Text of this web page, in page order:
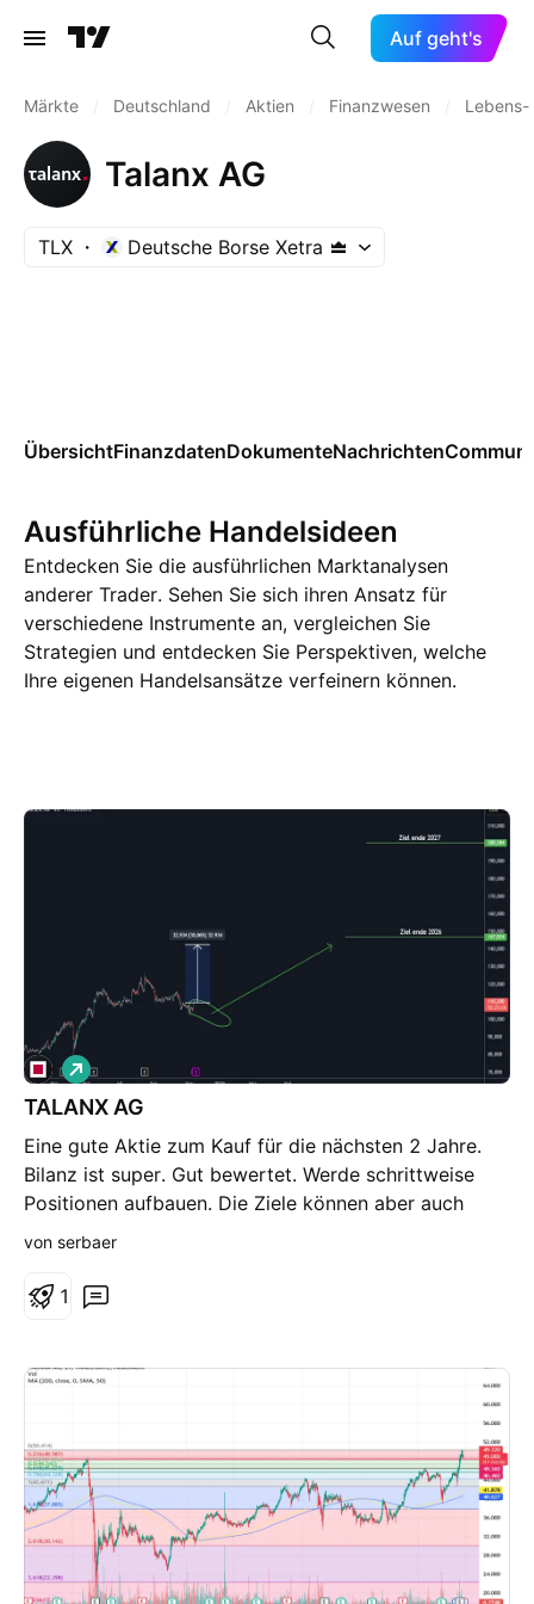
Auf geht's
Märkte Deutschland Aktien Finanzwesen
Talanx AG
TLX Deutsche Borse Xetra
ÜbersichtFinanzdatenDokumenteNachrichten
Ausführliche Handelsideen
Entdecken Sie die ausführlichen Marktanalysen
anderer Trader. Sehen Sie sich ihren Ansatz für
verschiedene Instrumente an, vergleichen Sie
Strategien und entdecken Sie Perspektiven, welche
Ihre eigenen Handelsansätze verfeinern können.
TALANX AG
Eine gute Aktie zum Kauf für die nächsten 2 Jahre.
Bilanz ist super. Gut bewertet. Werde schrittweise
Positionen aufbauen. Die Ziele können aber auch
schneller erreicht werden.
L
o
n
von serbaer
1